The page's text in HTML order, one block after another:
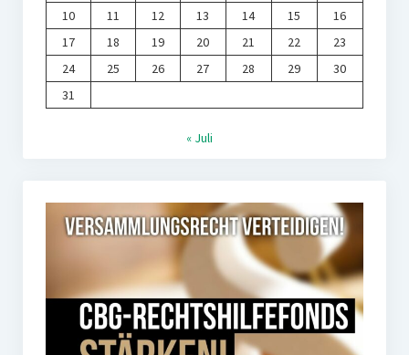
10
11 12 13 14 15
16
17
18 19 20 21 22
23
24
25 26 27 28 29
30
31
« Juli